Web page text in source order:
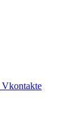
Vkontakte